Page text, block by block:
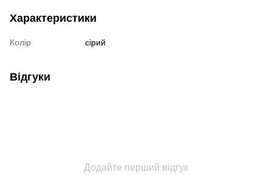
Характеристики
Колір сірий
Відгуки
Додайте перший відгук